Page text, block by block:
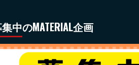
中のMATERIAL企画